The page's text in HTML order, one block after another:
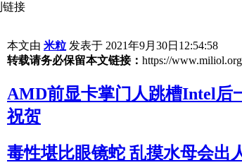
链接
本文由 米粒 发表于 2021年9月30日12:54:58
转载请务必保留本文链接： https://
AMD前显卡掌门人跳槽Intel后
祝贺
毒性堪比眼镜蛇 乱摸水母会出